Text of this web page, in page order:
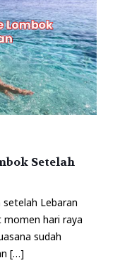
Setelah
Lebaran
momen hari raya
sudah
[…]